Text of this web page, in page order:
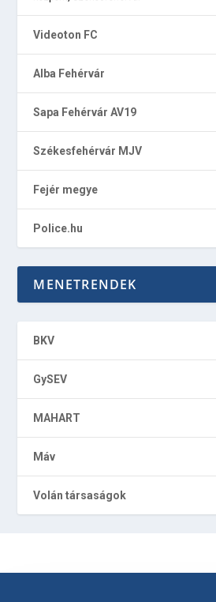
Videoton FC
Alba Fehérvár
Sapa Fehérvár AV19
Székesfehérvár MJV
Fejér megye
Police.hu
MENETRENDEK
BKV
GySEV
MAHART
Máv
Volán társaságok